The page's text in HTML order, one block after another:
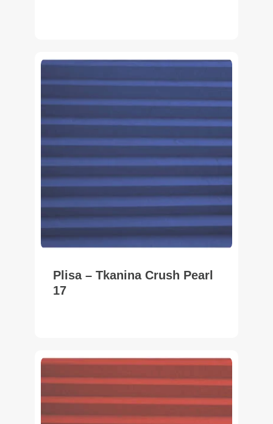
Plisa – Tkanina Crush Pearl
17